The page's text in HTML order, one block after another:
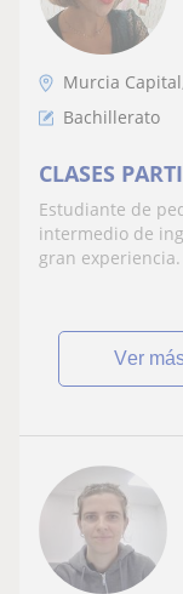
Murcia
Bachillerato
CLASES
Estudiante de
intermedio de
gran
ver